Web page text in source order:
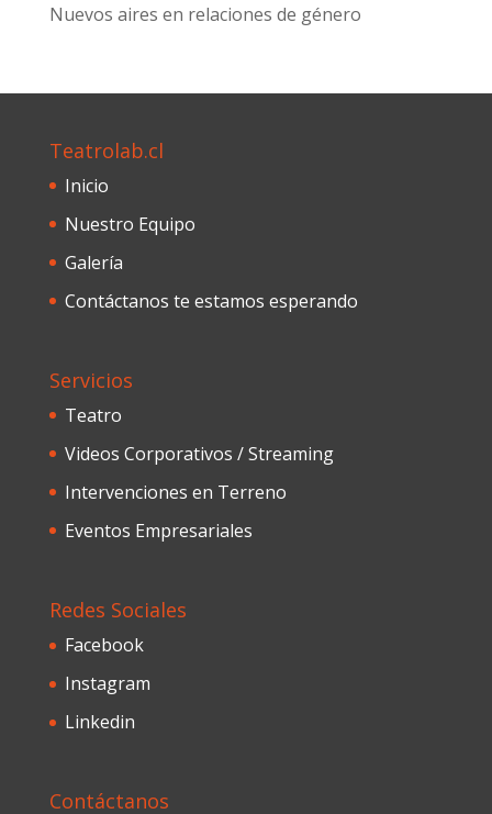
Nuevos aires en relaciones de género
Teatrolab.cl
Inicio
Nuestro Equipo
Galería
Contáctanos te estamos esperando
Servicios
Teatro
Videos Corporativos / Streaming
Intervenciones en Terreno
Eventos Empresariales
Redes Sociales
Facebook
Instagram
Linkedin
Contáctanos